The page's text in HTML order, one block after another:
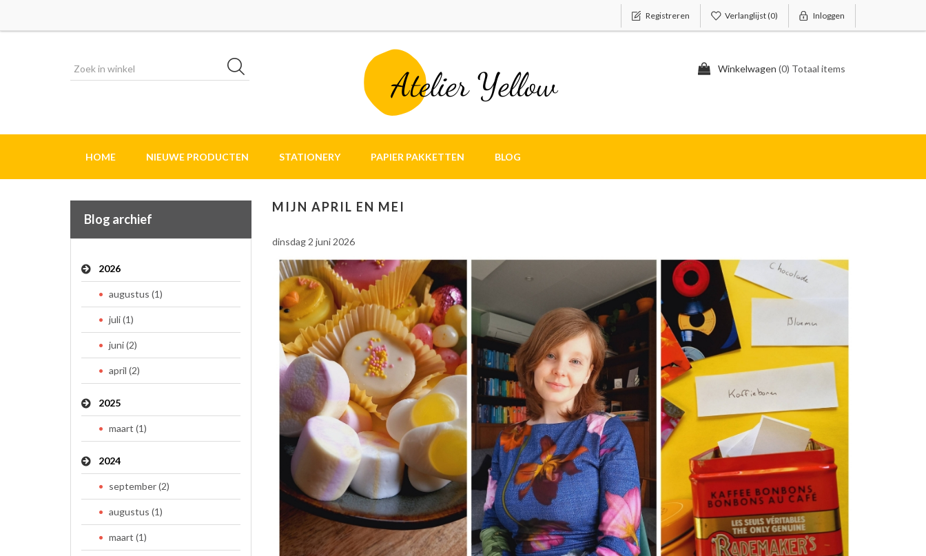
Registreren Verlanglijst(0) Inloggen
Winkelwagen (0) Totaal items
HOME NIEUWE PRODUCTEN STATIONERY PAPIER PAKKETTEN BLOG
Blog archief
2026
augustus (1)
juli (1)
juni (2)
april (2)
2025
maart (1)
2024
september (2)
augustus (1)
maart (1)
MIJN APRIL EN MEI
dinsdag 2 juni 2026